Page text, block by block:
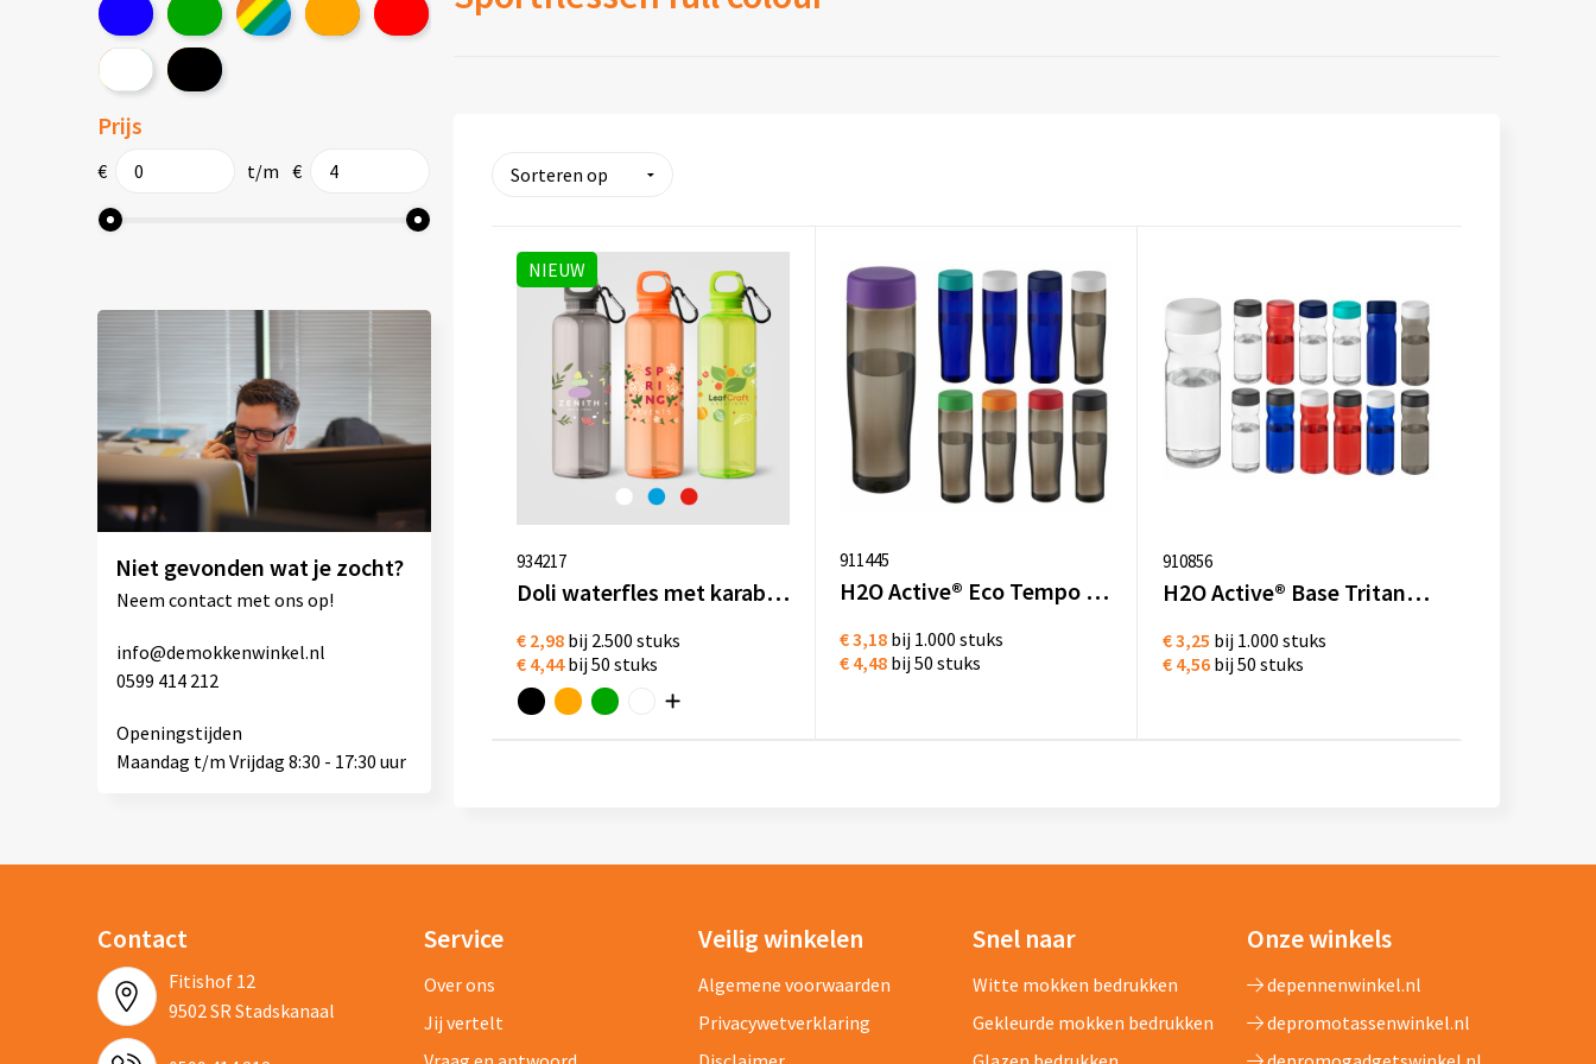
Prijs
€ t/m €
Niet gevonden wat je zocht?
Neem contact met ons op!
info@demokkenwinkel.nl
0599 414 212
Openingstijden
Maandag t/m Vrijdag 8:30 - 17:30 uur
NIEUW
934217
Doli waterfles met karabijnhaak en draaidop fietsfles bedrukken
€ 2,98 bij 2.500 stuks
€ 4,44 bij 50 stuks
911445
H2O Active® Eco Tempo waterfles van 700 ml met schroefdop
€ 3,18 bij 1.000 stuks
€ 4,48 bij 50 stuks
910856
H2O Active® Base Tritan™ 650 ml sportfles met schroefdeksel
€ 3,25 bij 1.000 stuks
€ 4,56 bij 50 stuks
Contact
Fitishof 12
9502 SR Stadskanaal
Service
Over ons
Jij vertelt
Veilig winkelen
Algemene voorwaarden
Privacywetverklaring
Snel naar
Witte mokken bedrukken
Gekleurde mokken bedrukken
Onze winkels
depennenwinkel.nl
depromotassenwinkel.nl